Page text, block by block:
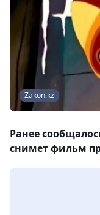
Zakon.kz
Ранее
снимет фильм